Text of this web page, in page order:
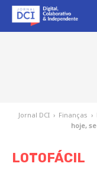
Jornal DCI › Finanças ›
hoje,
LOTOFÁCIL